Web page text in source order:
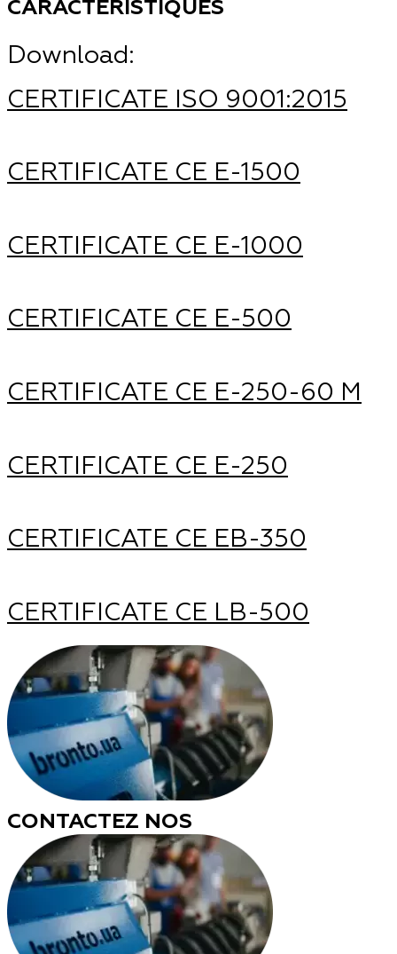
CARACTÉRISTIQUES
Download:
CERTIFICATE ISO 9001:2015
CERTIFICATE CE Е-1500
CERTIFICATE CE Е-1000
CERTIFICATE CE Е-500
CERTIFICATE CE Е-250-60 М
CERTIFICATE CE Е-250
CERTIFICATE CE ЕВ-350
CERTIFICATE CE LB-500
CONTACTEZ NOS